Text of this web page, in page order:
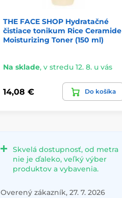
THE FACE SHOP Hydratačné
čistiace tonikum Rice Ceramide
Moisturizing Toner (150 ml)
Na sklade, v stredu 12. 8. u vás
14,08 € Do košíka
Skvelá dostupnosť, od metra
nie je ďaleko, veľký výber
produktov a vybavenia.
Overený zákazník, 27. 7. 2026